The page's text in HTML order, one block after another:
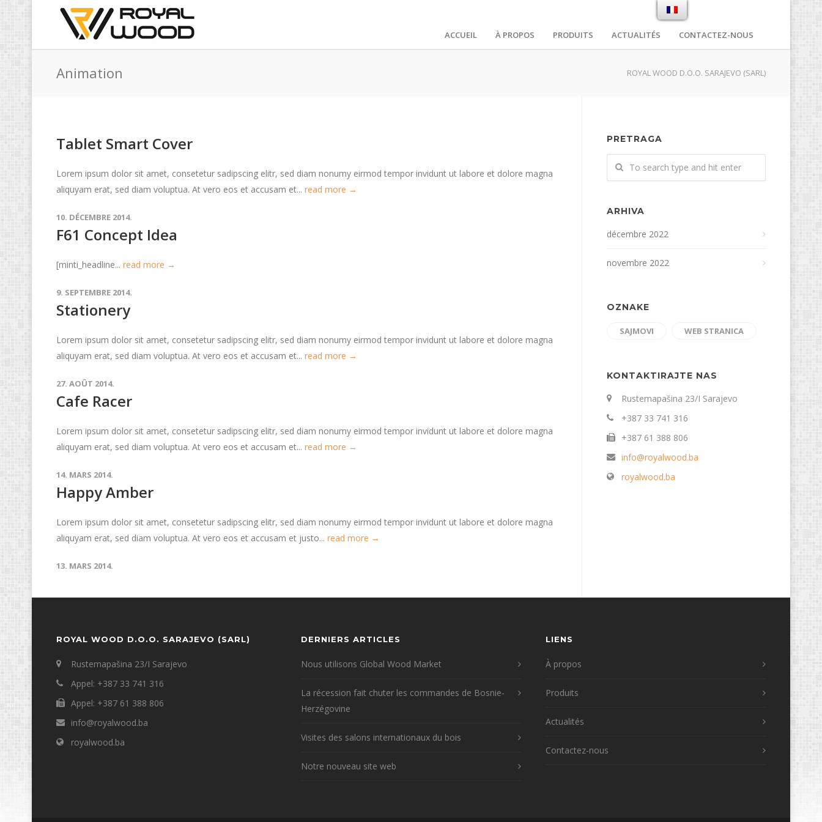
ACCUEIL À PROPOS PRODUITS ACTUALITÉS CONTACTEZ-NOUS
Animation ROYAL WOOD D.O.O. SARAJEVO (SARL)
Tablet Smart Cover
Lorem ipsum dolor sit amet, consetetur sadipscing elitr, sed diam nonumy eirmod tempor invidunt ut labore et dolore magna
aliquyam erat, sed diam voluptua. At vero eos et accusam et... read more →
10. DÉCEMBRE 2014.
F61 Concept Idea
[minti_headline... read more →
9. SEPTEMBRE 2014.
Stationery
Lorem ipsum dolor sit amet, consetetur sadipscing elitr, sed diam nonumy eirmod tempor invidunt ut labore et dolore magna
aliquyam erat, sed diam voluptua. At vero eos et accusam et... read more →
27. AOÛT 2014.
Cafe Racer
Lorem ipsum dolor sit amet, consetetur sadipscing elitr, sed diam nonumy eirmod tempor invidunt ut labore et dolore magna
aliquyam erat, sed diam voluptua. At vero eos et accusam et... read more →
14. MARS 2014.
Happy Amber
Lorem ipsum dolor sit amet, consetetur sadipscing elitr, sed diam nonumy eirmod tempor invidunt ut labore et dolore magna
aliquyam erat, sed diam voluptua. At vero eos et accusam et justo... read more →
13. MARS 2014.
PRETRAGA
ARHIVA
décembre 2022
novembre 2022
OZNAKE
SAJMOVI WEB STRANICA
KONTAKTIRAJTE NAS
Rustemapašina 23/I Sarajevo
+387 33 741 316
+387 61 388 806
info@royalwood.ba
royalwood.ba
ROYAL WOOD D.O.O. SARAJEVO (SARL)
Rustemapašina 23/I Sarajevo
Appel: +387 33 741 316
Appel: +387 61 388 806
info@royalwood.ba
royalwood.ba
DERNIERS ARTICLES
Nous utilisons Global Wood Market
La récession fait chuter les commandes de Bosnie-
Herzégovine
Visites des salons internationaux du bois
Notre nouveau site web
LIENS
À propos
Produits
Actualités
Contactez-nous